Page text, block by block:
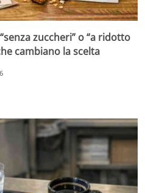
zuccheri” o “a ridotto
cambiano la scelta